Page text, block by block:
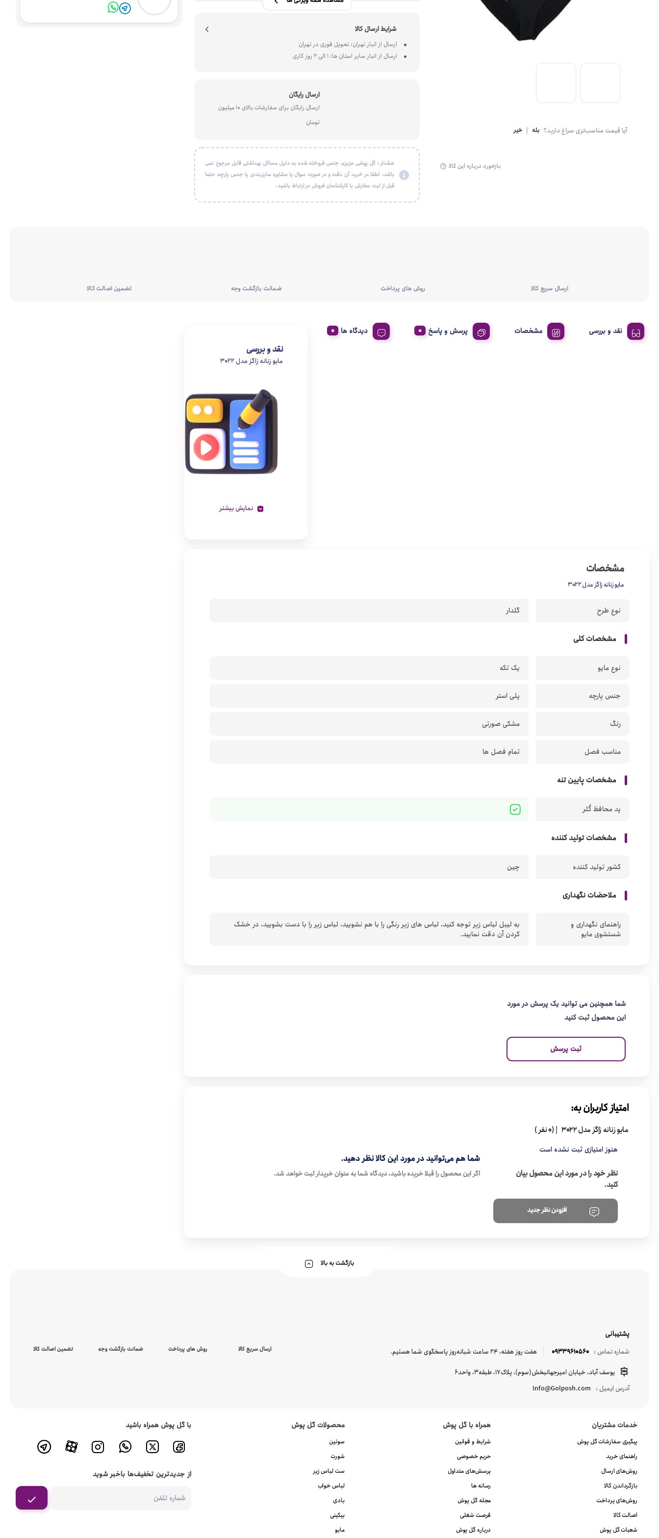
گن
آیا قیمت مناسب‌تری سراغ دارید؟ بله خیر
بازخورد درباره این کالا
شرایط ارسال کالا
ارسال از انبار تهران: تحویل فوری در تهران
ارسال از انبار سایر استان ها: 1 الی 2 روز کاری
ارسال رایگان
ارسال رایگان برای سفارشات بالای 10 میلیون
تومان
هشدار : گل پوشی عزیزم، جنس فروخته شده به دلیل مسائل بهداشتی قابل مرجوع نمی
باشد، لطفا در خرید آن دقت و در صورت سوال یا مشاوره سایزبندی یا جنس پارچه حتما
قبل از ثبت سفارش با کارشناسان فروش در ارتباط باشید.
ارسال سریع کالا روش های پرداخت ضمانت بازگشت وجه تضمین اصالت کالا
نقد و بررسی مشخصات پرسش و پاسخ دیدگاه ها
نقد و بررسی
مایو زنانه زاگز مدل 3022
نمایش بیشتر
مشخصات
مایو زنانه زاگز مدل 3022
نوع طرح گلدار
مشخصات کلی
نوع مایو یک تکه
جنس پارچه پلی استر
رنگ مشکی صورتی
مناسب فصل تمام فصل ها
مشخصات پایین تنه
پد محافظ کُلر
مشخصات تولید کننده
کشور تولید کننده چین
ملاحضات نگهداری
راهنمای نگهداری و
شستشوی مایو
به لیبل لباس زیر توجه کنید، لباس های زیر رنگی را با هم نشویید، لباس زیر را با دست بشویید، در خشک
کردن آن دقت نمایید.
شما همچنین می توانید یک پرسش در مورد
این محصول ثبت کنید
ثبت پرسش
امتیاز کاربران به:
مایو زنانه زاگز مدل 3022 | (0 نفر )
هنوز امتیازی ثبت نشده است
نظر خود را در مورد این محصول بیان
کنید.
افزودن نظر جدید
شما هم می‌توانید در مورد این کالا نظر دهید.
اگر این محصول را قبلا خریده باشید، دیدگاه شما به عنوان خریدار ثبت خواهد شد.
بازگشت به بالا
پشتیبانی
شماره تماس : 09339610560
هفت روز هفته، ۲۴ ساعت شبانه‌روز پاسخگوی شما هستیم.
یوسف آباد، خیابان امیرجهانبخش(سوم)، پلاک17، طبقه3، واحد6
آدرس ایمیل : Info@Golposh.com
ارسال سریع کالا روش های پرداخت ضمانت بازگشت وجه تضمین اصالت کالا
خدمات مشتریان
پیگیری سفارشات گل پوش
راهنمای خرید
روش‌های ارسال
بازگرداندن کالا
روش‌های پرداخت
اصالت کالا
شعبات گل پوش
همراه با گل پوش
شرایط و قوانین
حریم خصوصی
پرسش‌های متداول
رسانه ها
مجله گل پوش
فرصت شغلی
درباره گل پوش
محصولات گل پوش
سوتین
شورت
ست لباس زیر
لباس خواب
بادی
بیکینی
مایو
با گل پوش همراه باشید
از جدیدترین تخفیف‌ها باخبر شوید